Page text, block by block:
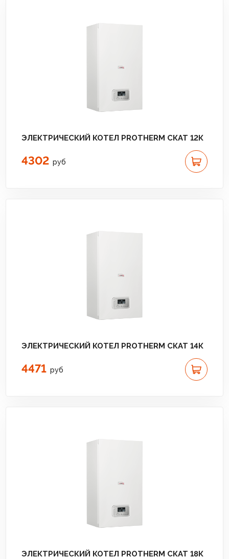
ЭЛЕКТРИЧЕСКИЙ КОТЕЛ PROTHERM СКАТ 12К
4302 руб
ЭЛЕКТРИЧЕСКИЙ КОТЕЛ PROTHERM СКАТ 14К
4471 руб
ЭЛЕКТРИЧЕСКИЙ КОТЕЛ PROTHERM СКАТ 18К